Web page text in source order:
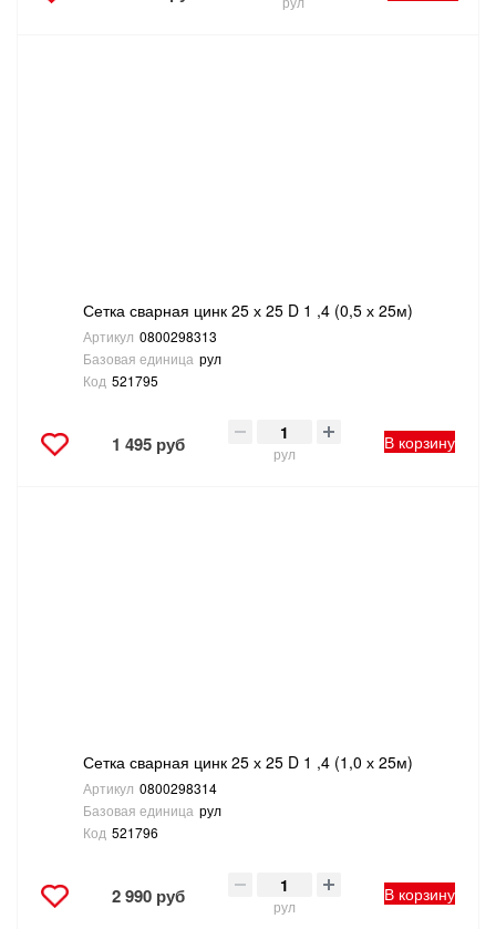
Сетка сварная цинк 25 х 25 D 1 ,4 (0,5 х 25м)
Артикул 0800298313
Базовая единица рул
Код 521795
1 495 руб рул
В корзину
Сетка сварная цинк 25 х 25 D 1 ,4 (1,0 х 25м)
Артикул 0800298314
Базовая единица рул
Код 521796
2 990 руб рул
В корзину